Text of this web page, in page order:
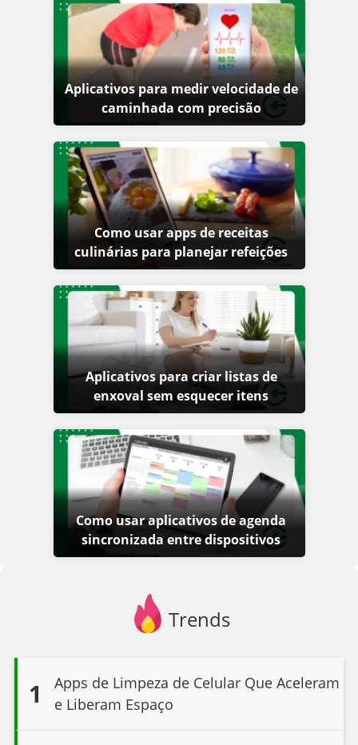
Aplicativos para medir velocidade de
caminhada com precisão
Como usar apps de receitas
culinárias para planejar refeições
Aplicativos para criar listas de
enxoval sem esquecer itens
Como usar aplicativos de agenda
sincronizada entre dispositivos
Trends
1
Apps de Limpeza de Celular Que Aceleram
e Liberam Espaço